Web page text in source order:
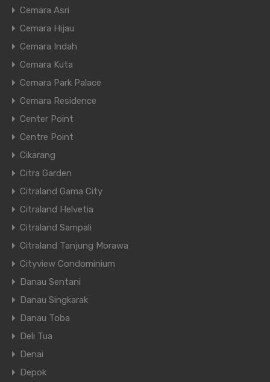
Cemara Asri
Cemara Hijau
Cemara Indah
Cemara Kuta
Cemara Park Palace
Cemara Residence
Center Point
Centre Point
Cikarang
Citra Garden
Citraland Gama City
Citraland Helvetia
Citraland Sampali
Citraland Tanjung Morawa
Cityview Condominium
Danau Sentani
Danau Singkarak
Danau Toba
Deli Tua
Denai
Depok